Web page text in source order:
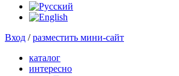
Вход /разместить мини-сайт
каталог
интересно